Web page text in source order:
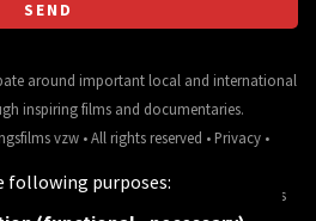
around important local and international
inspiring films and documentaries.
vzw • All rights reserved • Privacy•
for movie data and images:
General terms
following purposes: